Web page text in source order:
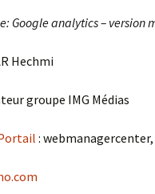
Google analytics – version
Hechmi
groupe IMG Médias
: